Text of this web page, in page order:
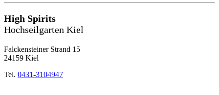
High Spirits
Hochseilgarten Kiel
Falckensteiner Strand 15
24159 Kiel
Tel. 0431-3104947